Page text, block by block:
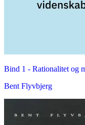
Bind 1 - Rationalitet og
Bent Flyvbjerg